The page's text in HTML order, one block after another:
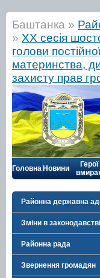
Баштанка »
» ХХ сесія
голови
материнства,
захисту прав
Головна Новини
Районна державна
Зміни в законодавстві
Районна рада
Звернення громадян